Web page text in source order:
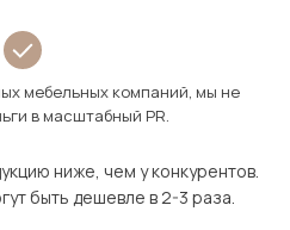
мебельных компаний, мы не
в масштабный PR.
ниже, чем у конкурентов.
быть дешевле в 2-3 раза.